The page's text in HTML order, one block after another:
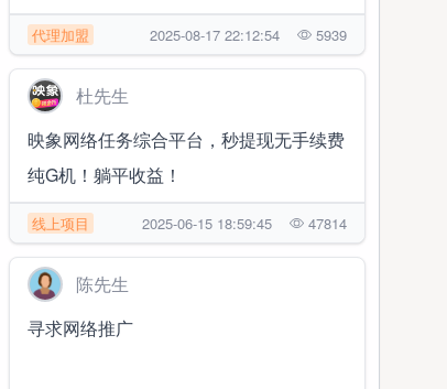
代理加盟 2025-08-17 22:12:54 5939
杜先生
映象网络任务综合平台，秒提现无手续费
纯G机！躺平收益！
线上项目 2025-06-15 18:59:45 47814
陈先生
寻求网络推广